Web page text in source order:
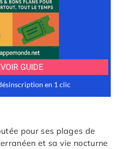
pour ses plages de
et sa vie nocturne